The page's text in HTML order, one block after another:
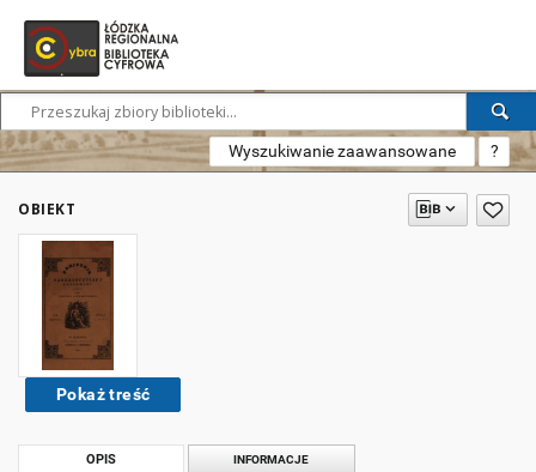
Wyszukiwanie zaawansowane ?
OBIEKT
Pokaż treść
OPIS INFORMACJE